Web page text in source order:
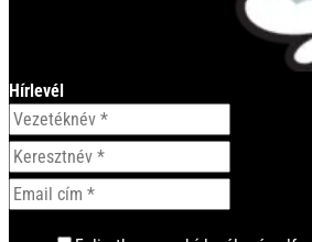
Hírlevél